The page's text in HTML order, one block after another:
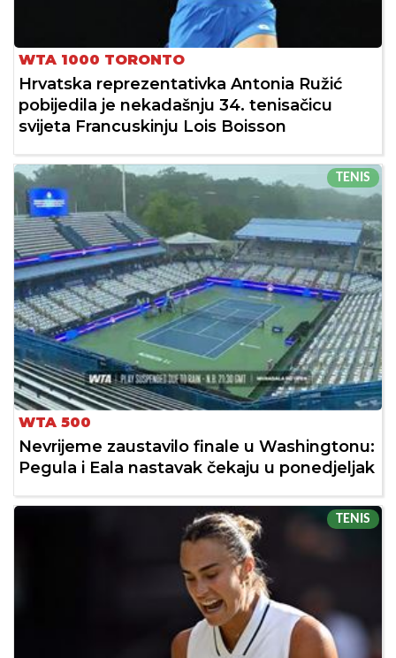
WTA 1000 TORONTO
Hrvatska reprezentativka Antonia Ružić
pobijedila je nekadašnju 34. tenisačicu
svijeta Francuskinju Lois Boisson
TENIS
WTA 500
Nevrijeme zaustavilo finale u Washingtonu:
Pegula i Eala nastavak čekaju u ponedjeljak
TENIS